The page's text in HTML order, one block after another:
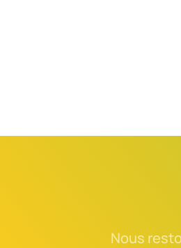
Nous